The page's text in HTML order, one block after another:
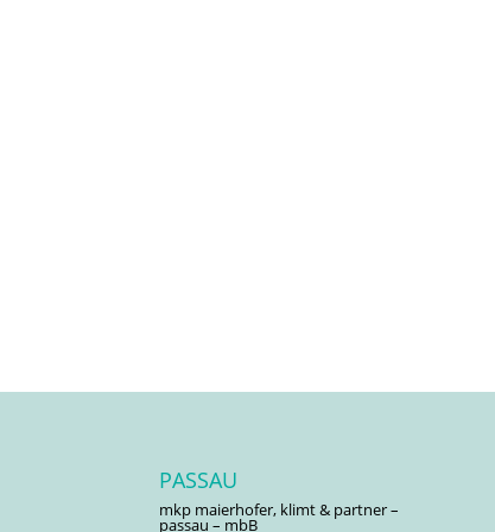
PASSAU
mkp maierhofer, klimt & partner –
passau – mbB